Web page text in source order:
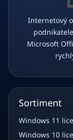
Internetový
Microsoft
Sortiment
Windows 11
Windows 10